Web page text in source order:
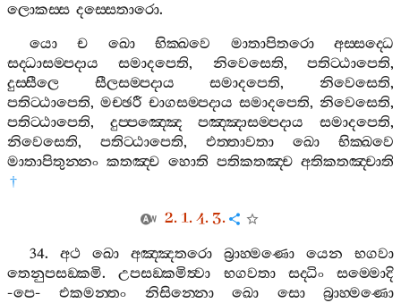
ලොකස‍්ස දස‍්සෙතාරො.
යො
ච ඛො භික‍්ඛවෙ මාතාපිතරො
අස‍්සද‍්ධෙ
සද‍්ධාසම‍්පදාය
සමාදපෙති, නිවෙසෙති,පතිට‍්ඨාපෙති,
දුස‍්සීලෙ
සීලසම‍්පදාය සමාදපෙති,නිවෙසෙති,
පතිට‍්ඨාපෙති,මච‍්ඡරී චාගසම‍්පදාය සමාදපෙති, නිවෙසෙති,
පතිට‍්ඨාපෙති, දුප‍්පඤ‍්ඤෙ පඤ‍්ඤාසම‍්පදාය සමාදපෙති,
නිවෙසෙති, පතිට‍්ඨාපෙති, එත‍්තාවතා ඛො
භික‍්ඛවෙ
මාතාපිතුන‍්නං කතඤ‍්ච හොති පතිකතඤ‍්ච අතිකතඤ‍්චාති
†
2. 1. 4. 3.
34. අථ ඛො අඤ‍්ඤතරො බ්‍රාහ‍්මණො යෙන
භගවා
තෙනුපසඞ‍්කමි.උපසඞ‍්කමිත්‍වා භගවතා සද‍්ධිං
සම‍්මොදි
-පෙ-එකමන‍්තං නිසින‍්නො ඛො සො
බ්‍රාහ‍්මණො